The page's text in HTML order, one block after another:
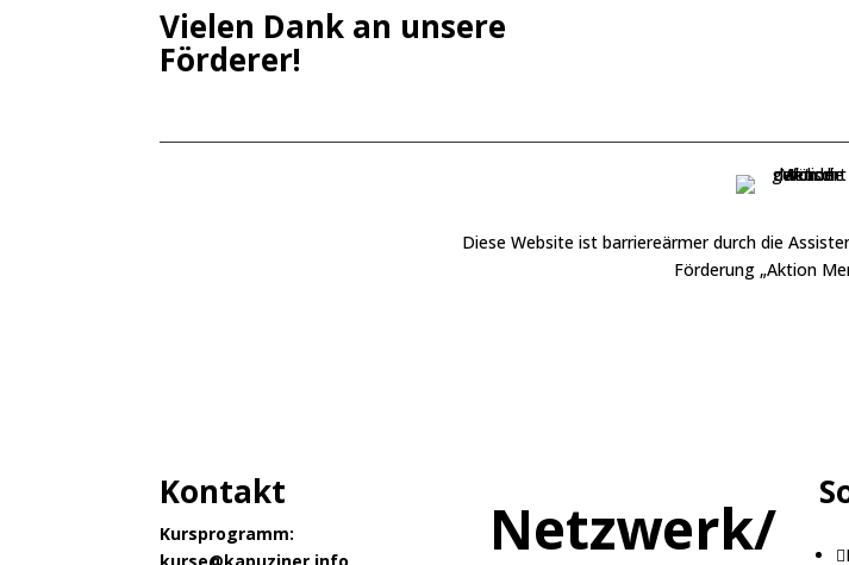
Vielen Dank an unsere
Förderer!
Diese Website ist barriereärmer durch die
Förderung „Aktion
Kontakt
Kursprogramm:
Netzwerk/